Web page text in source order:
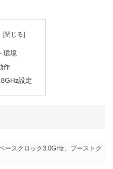
環境
作
設定
ースクロック3.0GHz、ブーストク